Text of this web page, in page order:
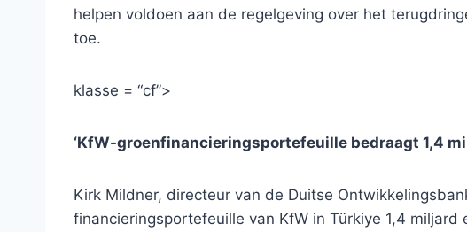
helpen voldoen aan de regelgeving over het
toe.
klasse = “cf”>
‘KfW-groenfinancieringsportefeuille bedraagt ​​1,4
Kirk Mildner, directeur van de Duitse
financieringsportefeuille van KfW in Türkiye 1,4 miljard